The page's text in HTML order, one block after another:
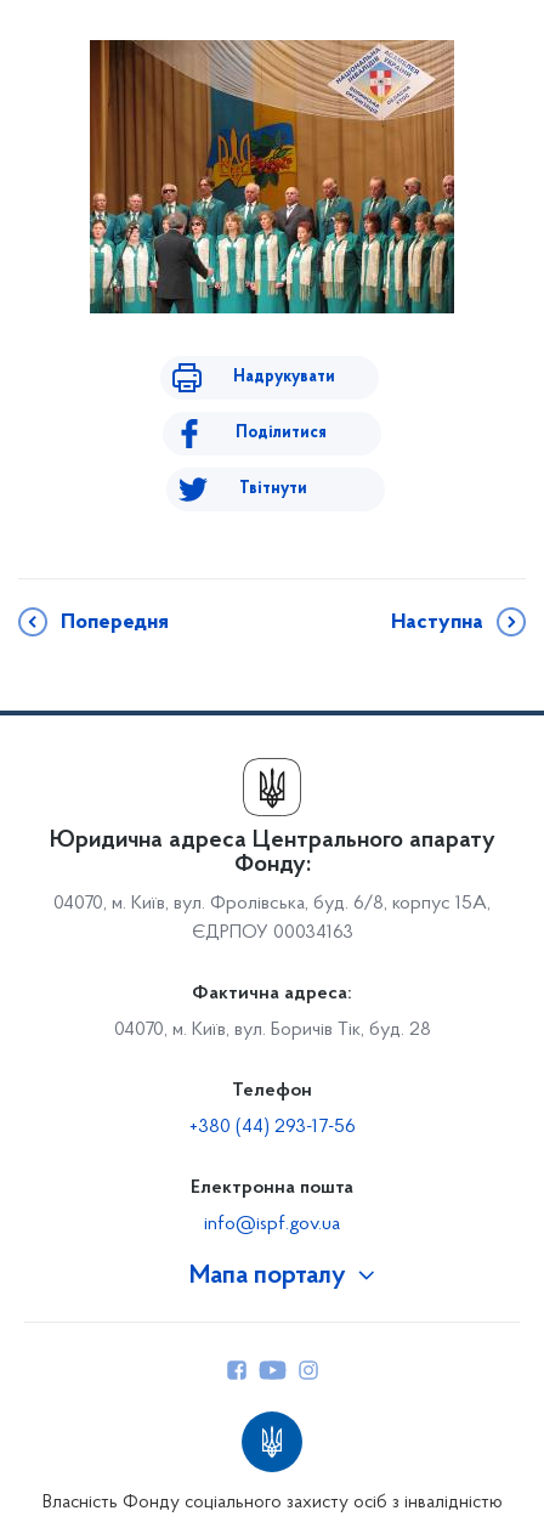
Надрукувати
Поділитися
Твітнути
Попередня Наступна
Мапа порталу
Юридична адреса Центрального апарату
Фонду:
04070, м. Київ, вул. Фролівська, буд. 6/8, корпус 15А,
ЄДРПОУ 00034163
Фактична адреса:
04070, м. Київ, вул. Боричів Тік, буд. 28
Телефон
+380 (44) 293-17-56
Електронна пошта
info@ispf.gov.ua
Власність Фонду соціального захисту осіб з інвалідністю